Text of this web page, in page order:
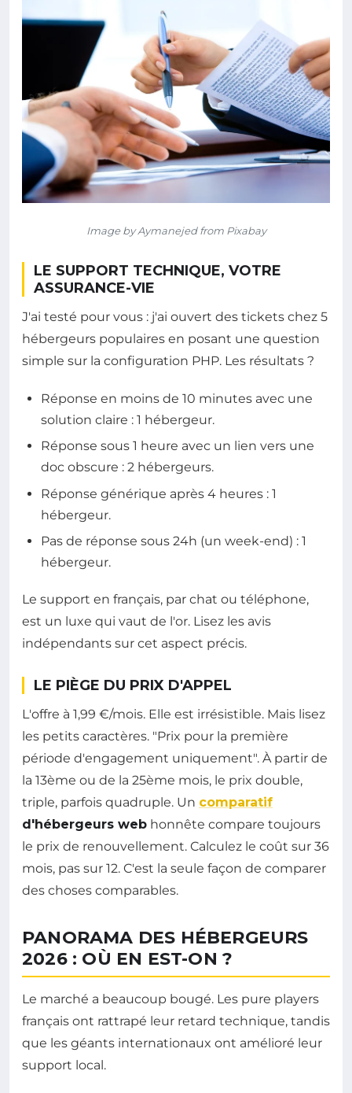
Image by Aymanejed from Pixabay
LE SUPPORT TECHNIQUE, VOTRE
ASSURANCE-VIE
J'ai testé pour vous : j'ai ouvert des tickets chez 5
hébergeurs populaires en posant une question
simple sur la configuration PHP. Les résultats ?
Réponse en moins de 10 minutes avec une
solution claire : 1 hébergeur.
Réponse sous 1 heure avec un lien vers une
doc obscure : 2 hébergeurs.
Réponse générique après 4 heures : 1
hébergeur.
Pas de réponse sous 24h (un week-end) : 1
hébergeur.
Le support en français, par chat ou téléphone,
est un luxe qui vaut de l'or. Lisez les avis
indépendants sur cet aspect précis.
LE PIÈGE DU PRIX D'APPEL
L'offre à 1,99 €/mois. Elle est irrésistible. Mais lisez
les petits caractères. "Prix pour la première
période d'engagement uniquement". À partir de
la 13ème ou de la 25ème mois, le prix double,
triple, parfois quadruple. Un comparatif
d'hébergeurs web honnête compare toujours
le prix de renouvellement. Calculez le coût sur 36
mois, pas sur 12. C'est la seule façon de comparer
des choses comparables.
PANORAMA DES HÉBERGEURS
2026 : OÙ EN EST-ON ?
Le marché a beaucoup bougé. Les pure players
français ont rattrapé leur retard technique, tandis
que les géants internationaux ont amélioré leur
support local.